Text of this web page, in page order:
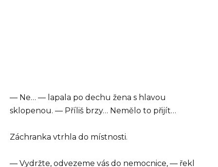
— Ne… — lapala po dechu žena s hlavou
sklopenou. — Příliš brzy… Nemělo to přijít…
Záchranka vtrhla do místnosti.
— Vydržte, odvezeme vás do nemocnice, — řekl